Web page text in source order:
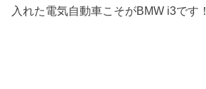
入れた電気自動車こそがBMW i3です！